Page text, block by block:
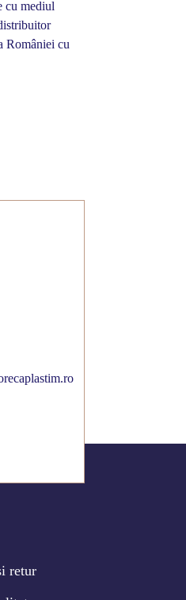
cu mediul
României cu
retur